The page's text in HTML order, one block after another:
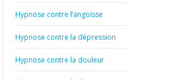
Hypnose contre l’angoisse
Hypnose contre la dépression
Hypnose contre la douleur